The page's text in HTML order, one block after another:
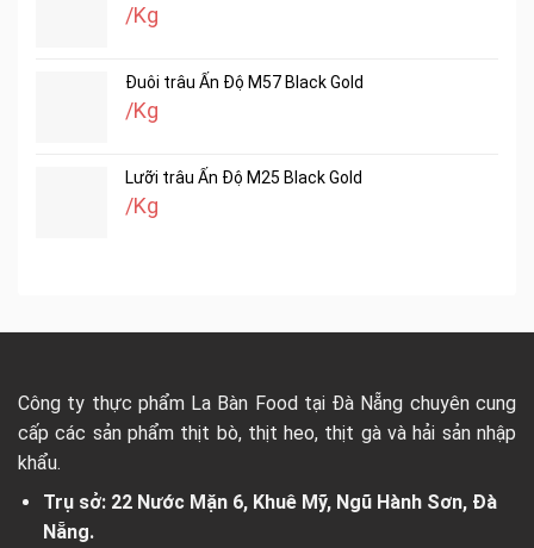
/Kg
Đuôi trâu Ấn Độ M57 Black Gold
/Kg
Lưỡi trâu Ấn Độ M25 Black Gold
/Kg
Công ty thực phẩm La Bàn Food tại Đà Nẵng chuyên cung
cấp các sản phẩm thịt bò, thịt heo, thịt gà và hải sản nhập
khẩu.
Trụ sở: 22 Nước Mặn 6, Khuê Mỹ, Ngũ Hành Sơn, Đà
Nẵng.